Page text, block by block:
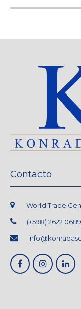
Contacto
World Trade
(+598) 2622